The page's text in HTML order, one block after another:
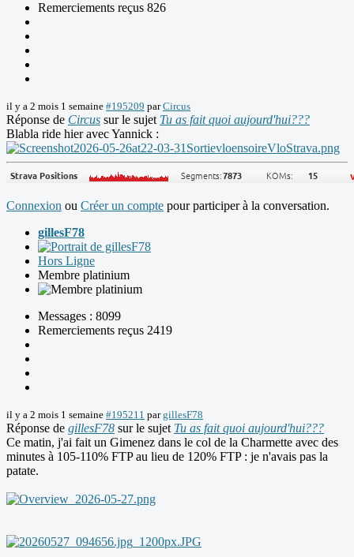
Remerciements reçus 826
il y a 2 mois 1 semaine #195209 parCircus
Réponse de Circus sur le sujet Tu as fait quoi aujourd'hui???
Blabla ride hier avec Yannick :
Connexion ou Créer un compte pour participer à la conversation.
gillesF78
Hors Ligne
Membre platinium
Messages : 8099
Remerciements reçus 2419
il y a 2 mois 1 semaine #195211 pargillesF78
Réponse de gillesF78 sur le sujet Tu as fait quoi aujourd'hui???
Ce matin, j'ai fait un Gimenez dans le col de la Charmette avec des
minutes à 105-110% FTP au lieu de 120% FTP : je n'avais pas la
patate.